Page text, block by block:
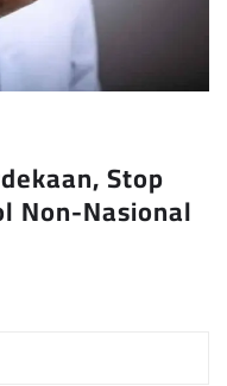
Stop
Non-Nasional